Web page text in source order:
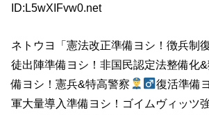
ID:L5wXIFvw0.net
ネトウヨ「憲法改正準備ヨシ！徴兵制
徒出陣準備ヨシ！非国民認定法整備化
備ヨシ！憲兵&特高警察
復活準備
軍大量導入準備ヨシ！ゴイムヴィッツ